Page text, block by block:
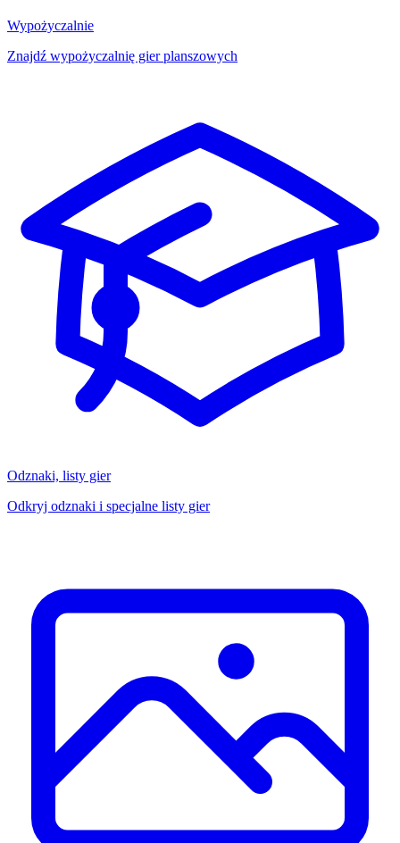
Wypożyczalnie
Znajdź wypożyczalnię gier planszowych
Odznaki, listy gier
Odkryj odznaki i specjalne listy gier